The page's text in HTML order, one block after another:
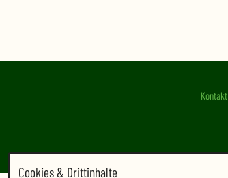
Kontakt
Cookies & Drittinhalte